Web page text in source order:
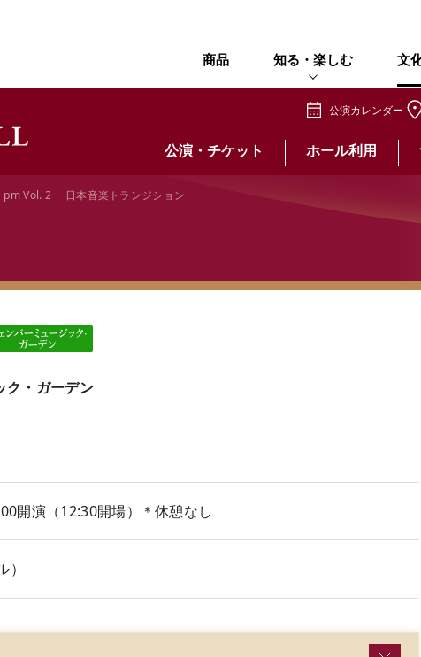
商品 知る・楽しむ 文
公演カレンダー
公演・チケット ホール利用
pm Vol. 2 日本音楽トランジション
ク・ガーデン
開演（12:30開場）＊休憩なし